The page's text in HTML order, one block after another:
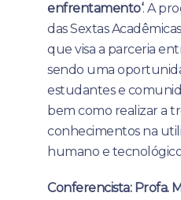
enfrentamento‘. A
das Sextas
que visa a parceria
sendo uma
estudantes e
bem como realizar a
conhecimentos na
humano e
Conferencista: Profa.